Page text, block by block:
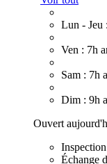
Lun - Jeu
Ven : 7h
Sam : 7h
Dim : 9h
Ouvert
Échange